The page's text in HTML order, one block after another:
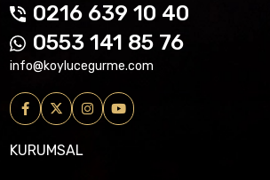
0216 639 10 40
0553 141 85 76
info@koylucegurme.com
KURUMSAL